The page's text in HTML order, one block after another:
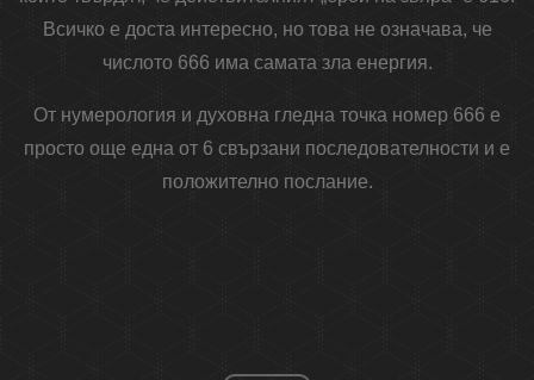
Всичко е доста интересно, но това не означава, че
числото 666 има самата зла енергия.
От нумерология и духовна гледна точка номер 666 е
просто още една от 6 свързани последователности и е
положително послание.